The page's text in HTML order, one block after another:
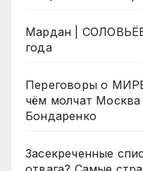
Мардан |
года
Переговоры о
чём молчат
Бондаренко
Засекреченные